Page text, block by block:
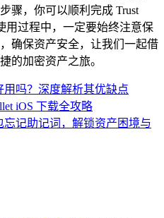
骤，你可以顺利完成 Trust
用过程中，一定要始终注意保
确保资产安全，让我们一起借
的加密资产之旅。
用吗？深度解析其优缺点
iOS 下载全攻略
忘记助记词，解锁资产困境与